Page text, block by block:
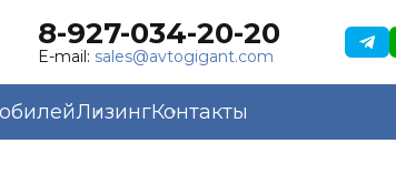
8-927-034-20-20
E-mail: sales@avtogigant.com
ЛизингКонтакты